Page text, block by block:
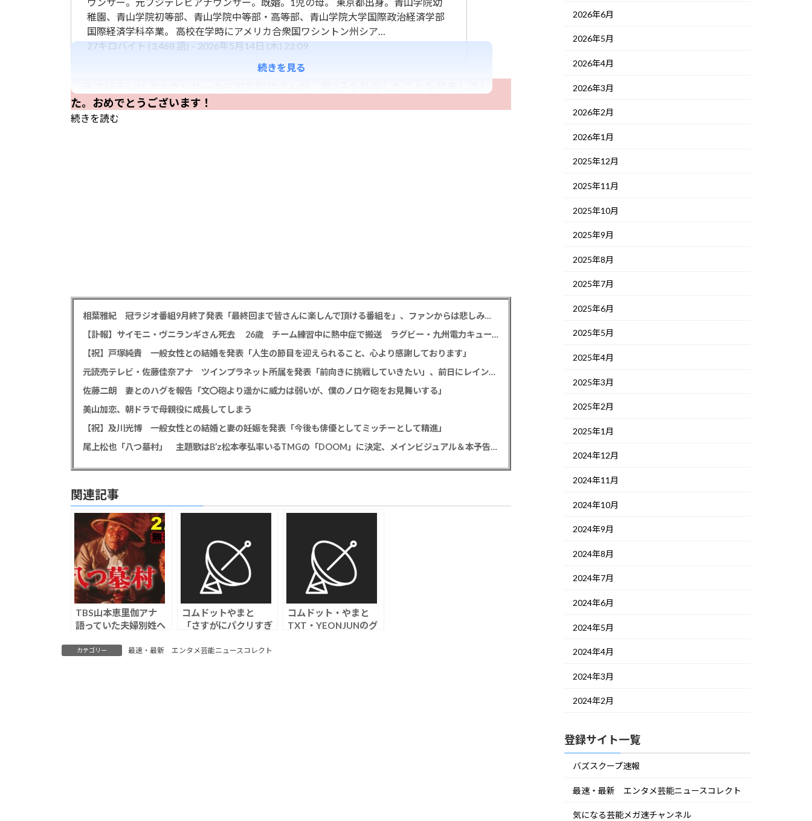
稚園、青山学院初等部、青山学院中等部・高等部、青山学院大学国際政治経済学部
国際経済学科卒業。 高校在学時にアメリカ合衆国ワシントン州シア…
27キロバイト (3,468 語) – 2026年5月14日 (木) 22:09
元フジテレビアナウンサーの三田友梨佳さんが、第2子を妊娠したことを発表しまし
た。おめでとうございます！
続きを読む
続きを見る
相葉雅紀 冠ラジオ番組9月終了発表「最終回まで皆さんに楽しんで頂ける番組を」、ファンからは悲しみの声
【訃報】サイモニ・ヴニランギさん死去 26歳 チーム練習中に熱中症で搬送 ラグビー・九州電力キューデンヴォルテクス選手
【祝】戸塚純貴 一般女性との結婚を発表「人生の節目を迎えられること、心より感謝しております」
元読売テレビ・佐藤佳奈アナ ツインプラネット所属を発表「前向きに挑戦していきたい」、前日にレインボー池田直人と結婚発表
佐藤二朗 妻とのハグを報告「文〇砲より遥かに威力は弱いが、僕のノロケ砲をお見舞いする」
美山加恋、朝ドラで母親役に成長してしまう
【祝】及川光博 一般女性との結婚と妻の妊娠を発表「今後も俳優としてミッチーとして精進」
尾上松也「八つ墓村」 主題歌はB’z松本孝弘率いるTMGの「DOOM」に決定、メインビジュアル＆本予告編も解禁
関連記事
TBS山本恵里伽アナ
語っていた夫婦別姓へ
生涯を終えたい」「そ
コムドットやまと
「さすがにパクリすぎ
YEONJUNのグッズに
コムドット・やまと
TXT・YEONJUNのグ
カテゴリー 最速・最新 エンタメ芸能ニュースコレクト
2026年6月
2026年5月
2026年4月
2026年3月
2026年2月
2026年1月
2025年12月
2025年11月
2025年10月
2025年9月
2025年8月
2025年7月
2025年6月
2025年5月
2025年4月
2025年3月
2025年2月
2025年1月
2024年12月
2024年11月
2024年10月
2024年9月
2024年8月
2024年7月
2024年6月
2024年5月
2024年4月
2024年3月
2024年2月
登録サイト一覧
バズスクープ速報
最速・最新 エンタメ芸能ニュースコレクト
気になる芸能メガ速チャンネル